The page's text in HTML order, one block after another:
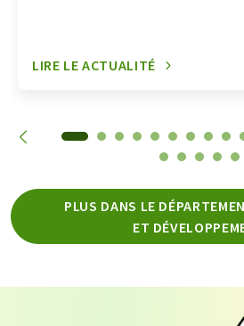
LIRE LE ACTUALITÉ
PLUS DANS LE
ET